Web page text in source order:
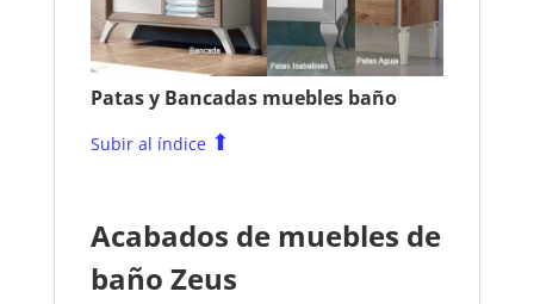
Patas y Bancadas muebles baño
Subir al índice ⬆
Acabados de muebles de
baño Zeus